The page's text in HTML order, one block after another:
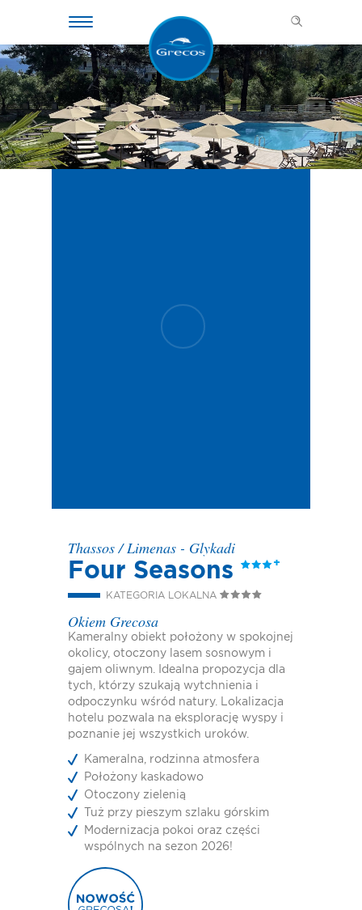
Thassos/Limenas - Glykadi
Four Seasons
KATEGORIA LOKALNA
Okiem Grecosa
Kameralny obiekt położony w spokojnej
okolicy, otoczony lasem sosnowym i
gajem oliwnym. Idealna propozycja dla
tych, którzy szukają wytchnienia i
odpoczynku wśród natury. Lokalizacja
hotelu pozwala na eksplorację wyspy i
poznanie jej wszystkich uroków.
Kameralna, rodzinna atmosfera
Położony kaskadowo
Otoczony zielenią
Tuż przy pieszym szlaku górskim
Modernizacja pokoi oraz części
wspólnych na sezon 2026!